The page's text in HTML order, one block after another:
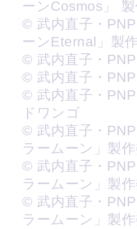
ーンCosmos」
© 武内直子・
ーンEternal」製
© 武内直子・
© 武内直子・
© 武内直子・
ドワンゴ
© 武内直子・
ラームーン」製
© 武内直子・
ラームーン」製
© 武内直子・
ラームーン」製